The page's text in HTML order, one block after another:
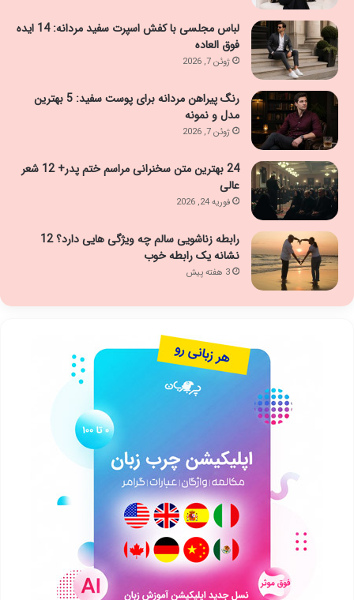
لباس مجلسی با کفش اسپرت سفید مردانه: 14 ایده
فوق العاده
ژوئن 7, 2026
رنگ پیراهن مردانه برای پوست سفید: 5 بهترین
مدل و نمونه
ژوئن 7, 2026
24 بهترین متن سخنرانی مراسم ختم پدر+ 12 شعر
عالی
فوریه 24, 2026
رابطه زناشویی سالم چه ویژگی هایی دارد؟ 12
نشانه یک رابطه خوب
3 هفته پیش